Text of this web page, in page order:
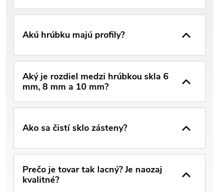
Akú hrúbku majú profily?
Aký je rozdiel medzi hrúbkou skla 6
mm, 8 mm a 10 mm?
Ako sa čistí sklo zásteny?
Prečo je tovar tak lacný? Je naozaj
kvalitné?